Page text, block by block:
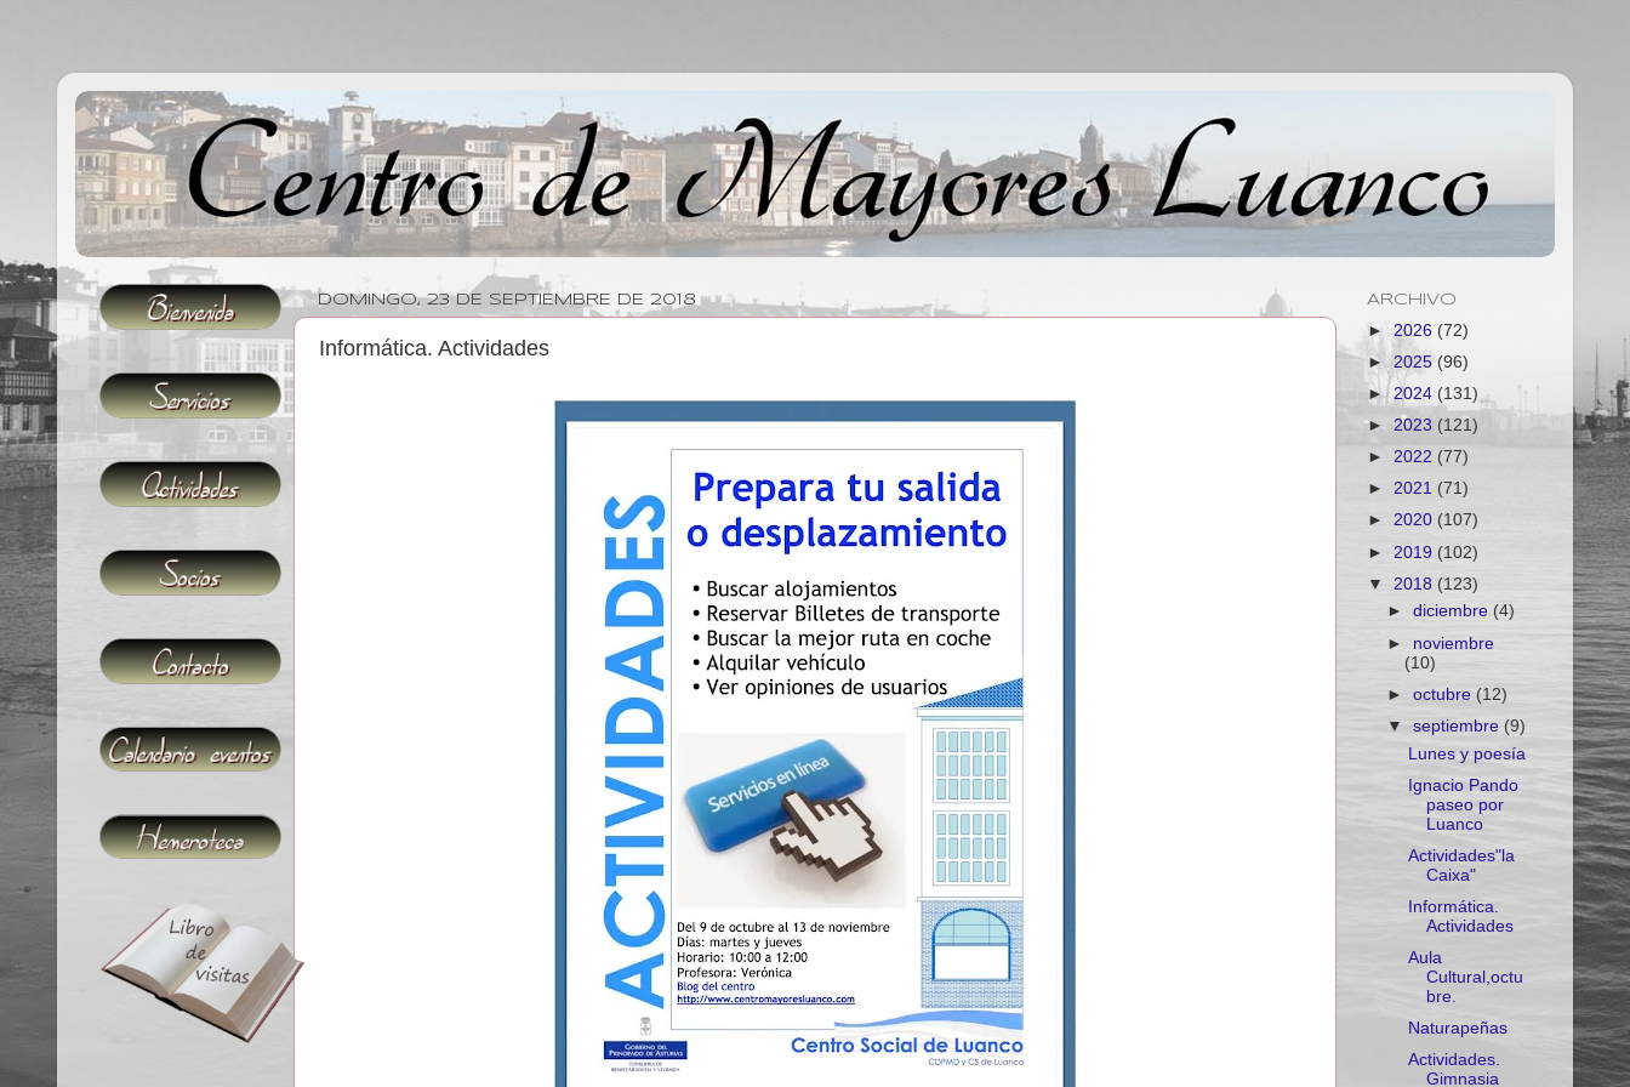
DOMINGO, 23 DE SEPTIEMBRE DE 2018
Informática. Actividades
ARCHIVO
► 2026 (72)
► 2025 (96)
► 2024 (131)
► 2023 (121)
► 2022 (77)
► 2021 (71)
► 2020 (107)
► 2019 (102)
▼ 2018 (123)
►diciembre (4)
► noviembre
(10)
►octubre(12)
▼septiembre(9)
Lunes y poesía
Ignacio Pando
paseo por
Luanco
Actividades"la
Caixa"
Informática.
Actividades
Aula
Cultural,octu
bre.
Naturapeñas
Actividades.
Gimnasia